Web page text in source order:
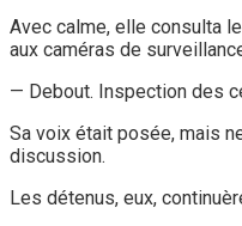
Avec calme, elle consulta
aux caméras de
— Debout. Inspection des
Sa voix était posée, mais
discussion.
Les détenus, eux,